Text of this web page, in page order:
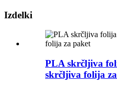
Izdelki
PLA skrčljiva
skrčljiva folija